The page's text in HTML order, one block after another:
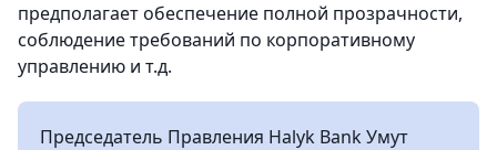
предполагает обеспечение полной прозрачности,
соблюдение требований по корпоративному
управлению и т.д.
Председатель Правления Halyk Bank Умут